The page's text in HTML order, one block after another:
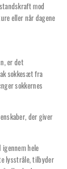
mod
eller når dagene
er det
sokkesæt fra
sokkernes
der giver
hele
lysstråle, tilbyder